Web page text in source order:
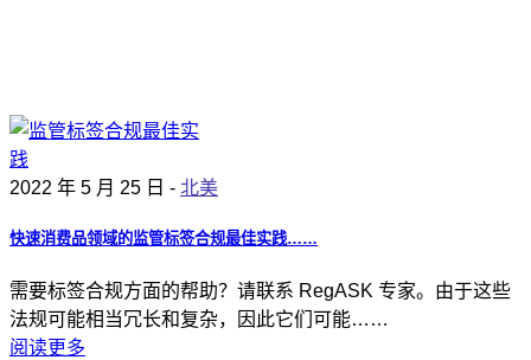
2022 年 5 月 25 日 - 北美
快速消费品领域的监管标签合规最佳实践……
需要标签合规方面的帮助？请联系 RegASK 专家。由于这些
法规可能相当冗长和复杂，因此它们可能……
阅读更多